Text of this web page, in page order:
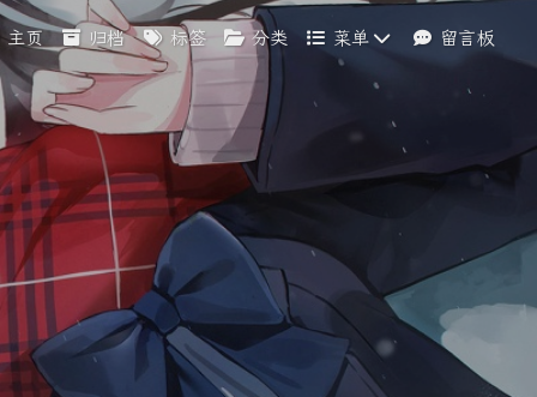
主页 归档 标签 分类 菜单 留言板